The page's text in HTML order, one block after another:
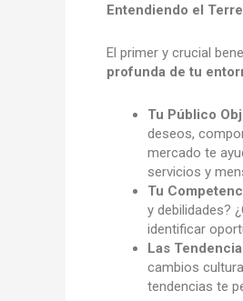
Entendiendo el
El primer y crucial
profunda de tu
Tu Público
deseos,
mercado te
servicios y
Tu
y debilidades?
identificar
Las
cambios
tendencias te